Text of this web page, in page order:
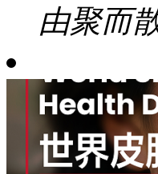
由聚而